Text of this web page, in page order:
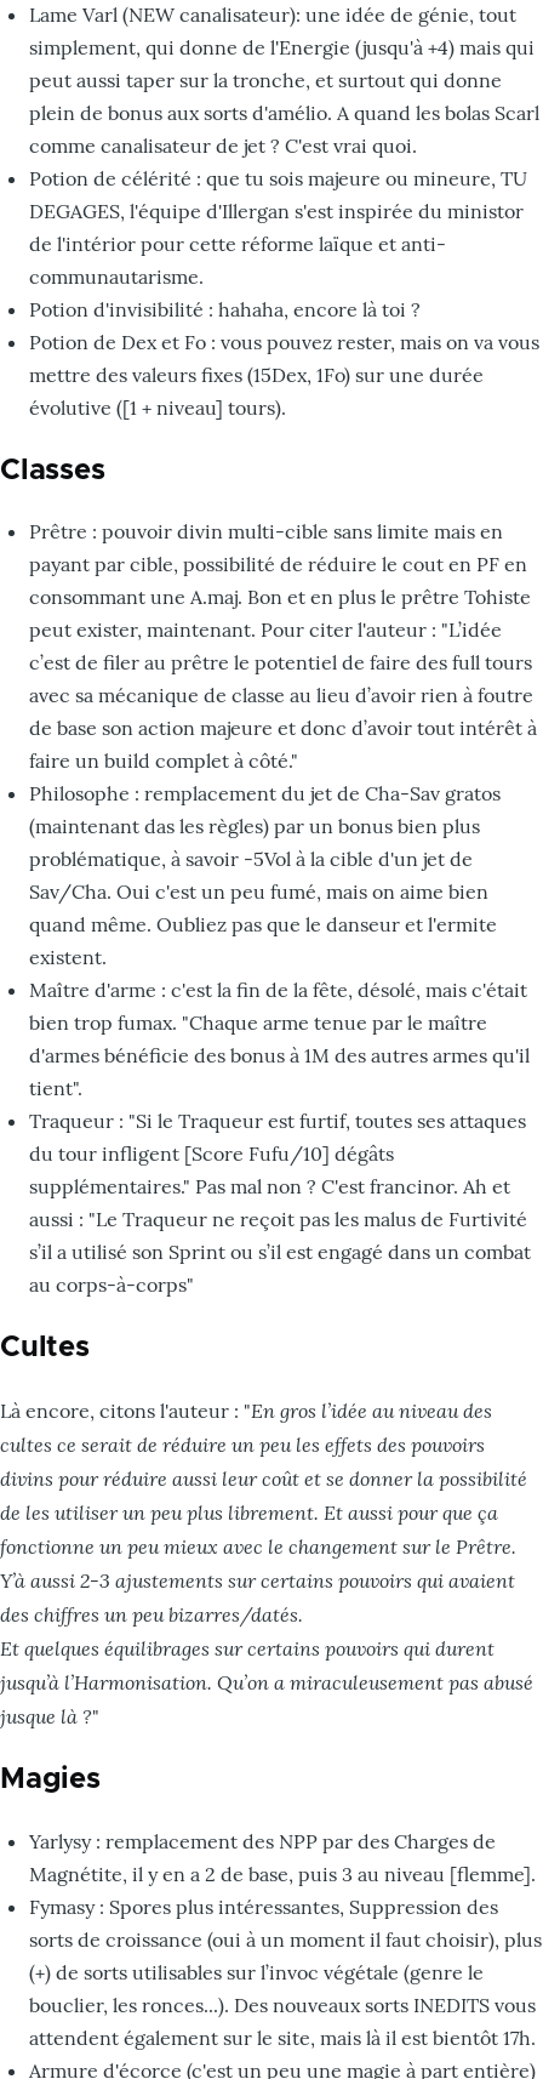
Lame Varl (NEW canalisateur): une idée de génie, tout
simplement, qui donne de l'Energie (jusqu'à +4) mais qui
peut aussi taper sur la tronche, et surtout qui donne
plein de bonus aux sorts d'amélio. A quand les bolas Scarl
comme canalisateur de jet ? C'est vrai quoi.
Potion de célérité : que tu sois majeure ou mineure, TU
DEGAGES, l'équipe d'Illergan s'est inspirée du ministor
de l'intérior pour cette réforme laïque et anti-
communautarisme.
Potion d'invisibilité : hahaha, encore là toi ?
Potion de Dex et Fo : vous pouvez rester, mais on va vous
mettre des valeurs fixes (15Dex, 1Fo) sur une durée
évolutive ([1 + niveau] tours).
Classes
Prêtre : pouvoir divin multi-cible sans limite mais en
payant par cible, possibilité de réduire le cout en PF en
consommant une A.maj. Bon et en plus le prêtre Tohiste
peut exister, maintenant. Pour citer l'auteur : "L’idée
c’est de filer au prêtre le potentiel de faire des full tours
avec sa mécanique de classe au lieu d’avoir rien à foutre
de base son action majeure et donc d’avoir tout intérêt à
faire un build complet à côté."
Philosophe : remplacement du jet de Cha-Sav gratos
(maintenant das les règles) par un bonus bien plus
problématique, à savoir -5Vol à la cible d'un jet de
Sav/Cha. Oui c'est un peu fumé, mais on aime bien
quand même. Oubliez pas que le danseur et l'ermite
existent.
Maître d'arme : c'est la fin de la fête, désolé, mais c'était
bien trop fumax. "Chaque arme tenue par le maître
d'armes bénéficie des bonus à 1M des autres armes qu'il
tient".
Traqueur : "Si le Traqueur est furtif, toutes ses attaques
du tour infligent [Score Fufu/10] dégâts
supplémentaires." Pas mal non ? C'est francinor. Ah et
aussi : "Le Traqueur ne reçoit pas les malus de Furtivité
s’il a utilisé son Sprint ou s’il est engagé dans un combat
au corps-à-corps"
Cultes
Là encore, citons l'auteur : "En gros l’idée au niveau des
cultes ce serait de réduire un peu les effets des pouvoirs
divins pour réduire aussi leur coût et se donner la possibilité
de les utiliser un peu plus librement. Et aussi pour que ça
fonctionne un peu mieux avec le changement sur le Prêtre.
Y’à aussi 2-3 ajustements sur certains pouvoirs qui avaient
des chiffres un peu bizarres/datés.
Et quelques équilibrages sur certains pouvoirs qui durent
jusqu’à l’Harmonisation. Qu’on a miraculeusement pas abusé
jusque là ?"
Magies
Yarlysy : remplacement des NPP par des Charges de
Magnétite, il y en a 2 de base, puis 3 au niveau [flemme].
Fymasy : Spores plus intéressantes, Suppression des
sorts de croissance (oui à un moment il faut choisir), plus
(+) de sorts utilisables sur l’invoc végétale (genre le
bouclier, les ronces...). Des nouveaux sorts INEDITS vous
attendent également sur le site, mais là il est bientôt 17h.
Armure d'écorce (c'est un peu une magie à part entière)